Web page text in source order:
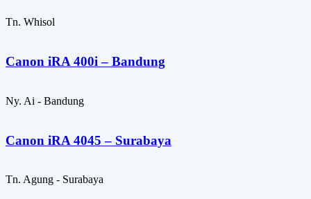
Tn. Whisol
Canon iRA 400i – Bandung
Ny. Ai - Bandung
Canon iRA 4045 – Surabaya
Tn. Agung - Surabaya